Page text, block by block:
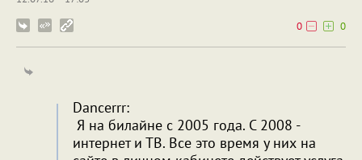
0
0
Dancerrr:
Я на билайне с 2005 года. С 2008 -
интернет и ТВ. Все это время у них на